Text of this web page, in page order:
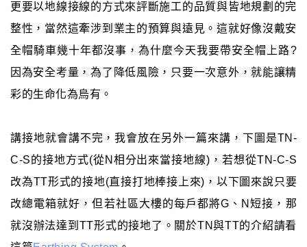
更要以地線接線的方式來評斷施工的品質與皆地規劃的完
整性，當然這牽涉到業主的預算與遠見。這就好像沒戴安
全帽騎車幾十年都沒事，為什麼今天我要帶安全帽上路?
因為安全考量，為了降低風險，只要一次意外，就能讓精
彩的生命化為烏有。
講接地就會講不完，我會放在另外一篇來講，下圖是TN-
C-S的接地方式(從N相分出來當接地線)，若想從TN-C-S
改為TT形式的接地(直接打地棒接上來)，以下圖來說只要
改總電箱就好，但若社區大樓的每戶都將G、N短接，那
就沒辦法達到TT形式的接地了。關於TN與TT的介紹請看